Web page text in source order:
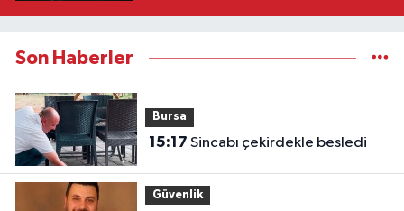
Son Haberler
Bursa
15:17 Sincabı çekirdekle besledi
Güvenlik